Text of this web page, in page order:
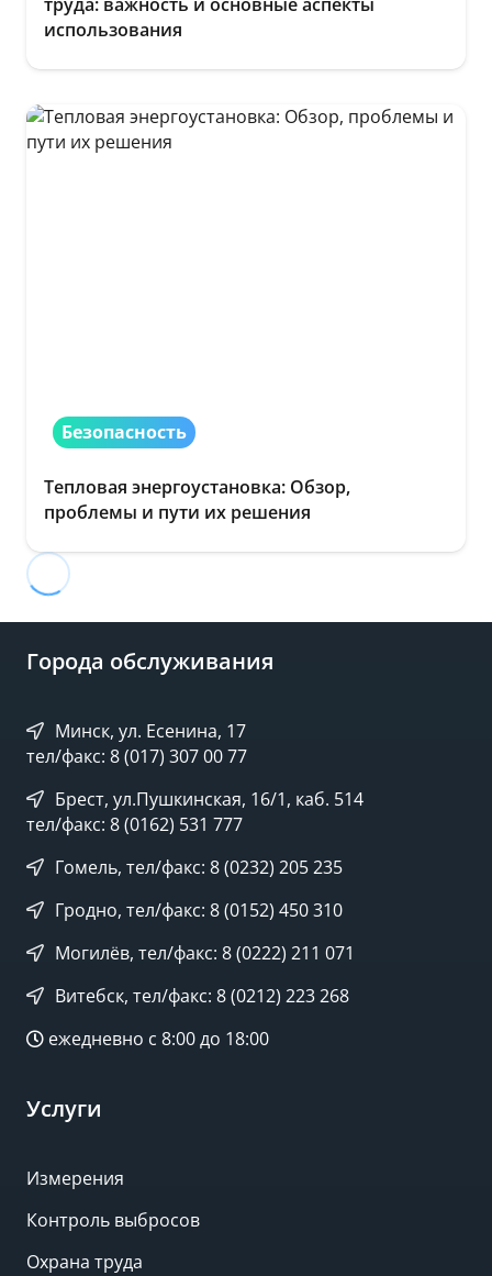
использования
Безопасность
Тепловая энергоустановка: Обзор,
проблемы и пути их решения
Города обслуживания
Минск, ул. Есенина, 17
тел/факс: 8 (017) 307 00 77
Брест, ул.Пушкинская, 16/1, каб. 514
тел/факс: 8 (0162) 531 777
Гомель, тел/факс: 8 (0232) 205 235
Гродно, тел/факс: 8 (0152) 450 310
Могилёв, тел/факс: 8 (0222) 211 071
Витебск, тел/факс: 8 (0212) 223 268
ежедневно с 8:00 до 18:00
Услуги
Измерения
Контроль выбросов
Охрана труда